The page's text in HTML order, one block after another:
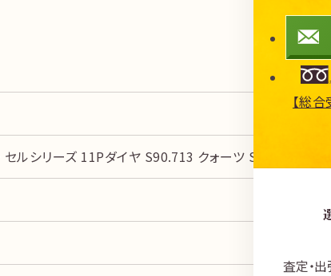
セルシリーズ 11Pダイヤ S90.713 クォーツ SS/YG
【総
査定・